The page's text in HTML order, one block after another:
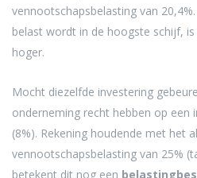
vennootschapsbelasting van
belast wordt in de hoogste schijf,
hoger.
Mocht diezelfde investering
onderneming recht hebben op een
(8%). Rekening houdende met het
vennootschapsbelasting van 25%
betekent dit nog een